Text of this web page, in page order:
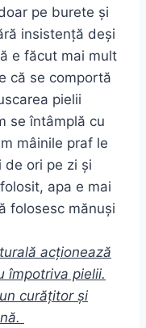
pe burete și
insistență deși
e făcut mai mult
că se comportă
pielii
se întâmplă cu
mâinile praf le
de ori pe zi și
apa e mai
folosesc mănuși
acționează
împotriva pielii.
curățitor și